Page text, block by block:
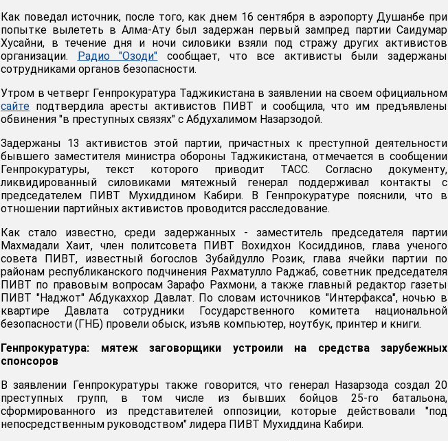
Как поведал источник, после того, как днем 16 сентября в аэропорту Душанбе при
попытке вылететь в Алма-Ату был задержан первый зампред партии Саидумар
Хусайни, в течение дня и ночи силовики взяли под стражу других активистов
организации. Радио "Озоди" сообщает, что все активисты были задержаны
сотрудниками органов безопасности.
Утром в четверг Генпрокуратура Таджикистана в заявлении на своем официальном
сайте подтвердила аресты активистов ПИВТ и сообщила, что им предъявлены
обвинения "в преступных связях" с Абдухалимом Назарзодой.
Задержаны 13 активистов этой партии, причастных к преступной деятельности
бывшего заместителя министра обороны Таджикистана, отмечается в сообщении
Генпрокуратуры, текст которого приводит ТАСС. Согласно документу,
ликвидированный силовиками мятежный генерал поддерживал контакты с
председателем ПИВТ Мухиддином Кабири. В Генпрокуратуре пояснили, что в
отношении партийных активистов проводится расследование.
Как стало известно, среди задержанных - заместитель председателя партии
Махмадали Хаит, член политсовета ПИВТ Вохидхон Косиддинов, глава ученого
совета ПИВТ, известный богослов Зубайдулло Розик, глава ячейки партии по
районам республиканского подчинения Рахматулло Раджаб, советник председателя
ПИВТ по правовым вопросам Зарафо Рахмони, а также главный редактор газеты
ПИВТ "Наджот" Абдукаххор Давлат. По словам источников "Интерфакса", ночью в
квартире Давлата сотрудники Государственного комитета национальной
безопасности (ГНБ) провели обыск, изъяв компьютер, ноутбук, принтер и книги.
Генпрокуратура: мятеж заговорщики устроили на средства зарубежных
спонсоров
В заявлении Генпрокуратуры также говорится, что генерал Назарзода создал 20
преступных групп, в том числе из бывших бойцов 25-го батальона,
сформированного из представителей оппозиции, которые действовали "под
непосредственным руководством" лидера ПИВТ Мухиддина Кабири.